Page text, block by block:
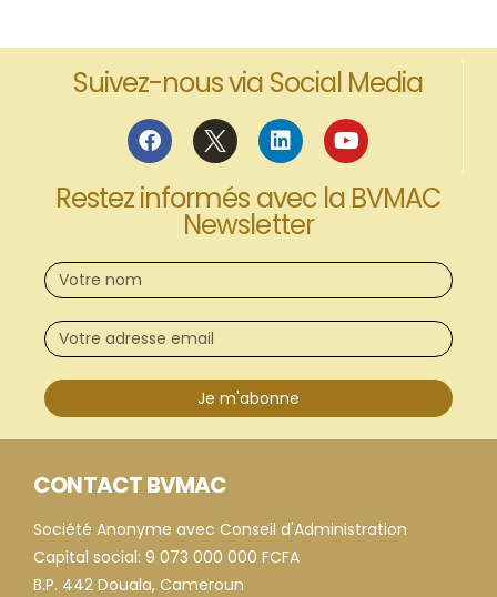
Suivez-nous via Social Media
Restez informés avec la BVMAC
Newsletter
Je m'abonne
CONTACT BVMAC
Société Anonyme avec Conseil d'Administration
Capital social: 9 073 000 000 FCFA
B.P. 442 Douala, Cameroun